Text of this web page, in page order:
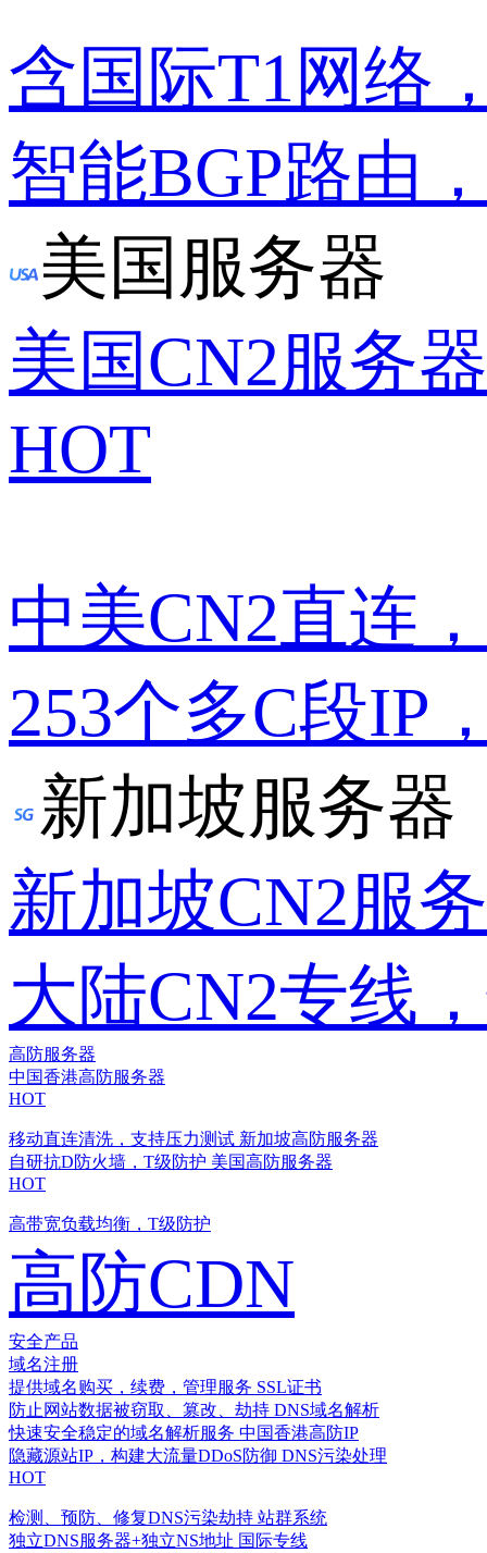
含国际T1网络
智能BGP路由
美国服务器
美国CN2服务器
HOT
中美CN2直连
253个多C段IP
新加坡服务器
新加坡CN2服
大陆CN2专线
高防服务器
中国香港高防服务器
HOT
移动直连清洗，支持压力测试 新加坡高防服务器
自研抗D防火墙，T级防护 美国高防服务器
HOT
高带宽负载均衡，T级防护
高防CDN
安全产品
域名注册
提供域名购买，续费，管理服务 SSL证书
防止网站数据被窃取、篡改、劫持 DNS域名解析
快速安全稳定的域名解析服务 中国香港高防IP
隐藏源站IP，构建大流量DDoS防御 DNS污染处理
HOT
检测、预防、修复DNS污染劫持 站群系统
独立DNS服务器+独立NS地址 国际专线